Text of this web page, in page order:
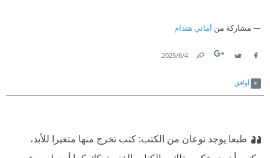
مشاركة من أماني هندام
4‏/6‏/2025
أوافق
طبعا يوجد نوعان من الكتب: كتب تخرج منها متغيرا للأبد،